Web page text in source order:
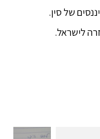
של סין.
לישראל.